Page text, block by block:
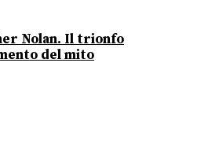
Nolan. Il trionfo
del mito